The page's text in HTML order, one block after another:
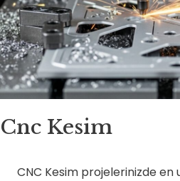
Cnc Kesim
CNC Kesim projelerinizde en